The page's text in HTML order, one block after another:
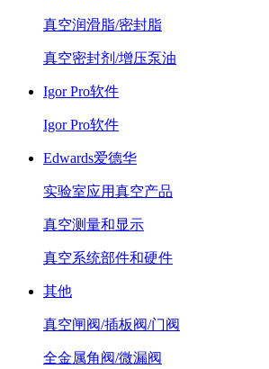
真空润滑脂/密封脂
真空密封剂/增压泵油
Igor Pro软件
Igor Pro软件
Edwards爱德华
实验室应用真空产品
真空测量和显示
真空系统部件和硬件
其他
真空闸阀/插板阀/门阀
全金属角阀/微漏阀